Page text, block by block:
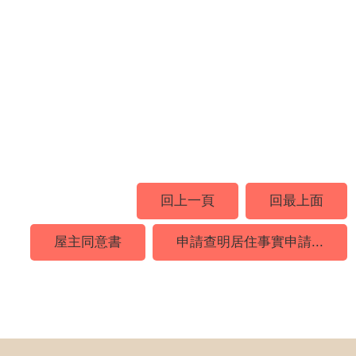
回上一頁 回最上面
屋主同意書 申請查明居住事實申請...